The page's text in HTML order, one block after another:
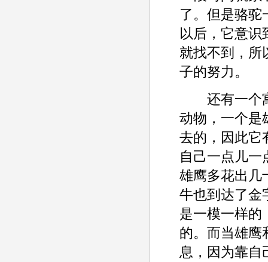
了。但是骆驼
以后，它意
就找不到，所
子的努力。
还有一个寓
动物，一个是
去的，因此它
自己一点儿一
雄鹰多花出几
牛也到达了金
是一模一样的
的。而当雄鹰
息，因为靠自